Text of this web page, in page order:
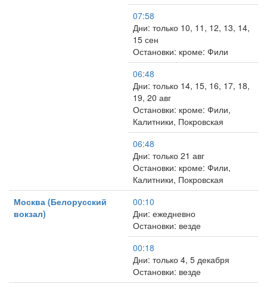
07:58
Дни: только 10, 11, 12, 13, 14,
15 сен
Остановки: кроме: Фили
06:48
Дни: только 14, 15, 16, 17, 18,
19, 20 авг
Остановки: кроме: Фили,
Калитники, Покровская
06:48
Дни: только 21 авг
Остановки: кроме: Фили,
Калитники, Покровская
Москва (Белорусский
вокзал)
00:10
Дни: ежедневно
Остановки: везде
00:18
Дни: только 4, 5 декабря
Остановки: везде